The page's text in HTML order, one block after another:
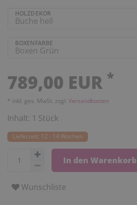
HOLZDEKOR
BOXENFARBE
789,00 EUR *
* inkl. ges. MwSt. zzgl. Versandkosten
Inhalt: 1 Stück
Lieferzeit: 12 - 14 Wochen
In den Warenkorb
Wunschliste